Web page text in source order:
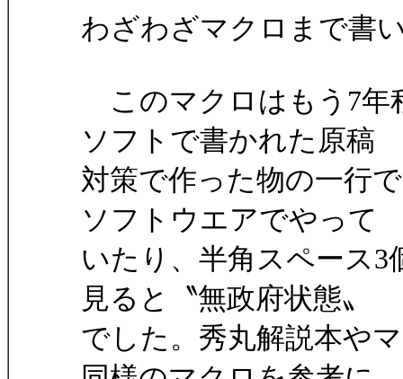
わざわざマクロまで書
このマクロはもう7年
ソフトで書かれた原稿
対策で作った物の一行
ソフトウエアでやって
いたり、半角スペース
見ると〝無政府状態〟
でした。秀丸解説本や